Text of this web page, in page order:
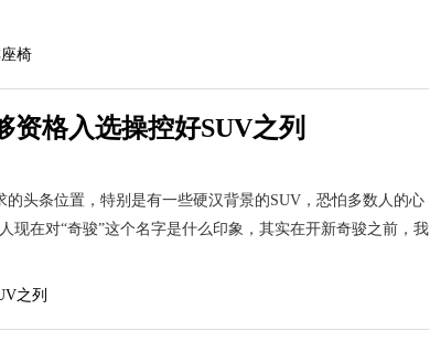
资格入选操控好SUV之列
头条位置，特别是有一些硬汉背景的SUV，恐怕多数人的心
现在对“奇骏”这个名字是什么印象，其实在开新奇骏之前，我